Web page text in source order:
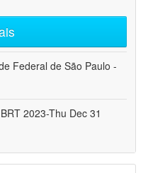
Federal de São Paulo -
2023-Thu Dec 31